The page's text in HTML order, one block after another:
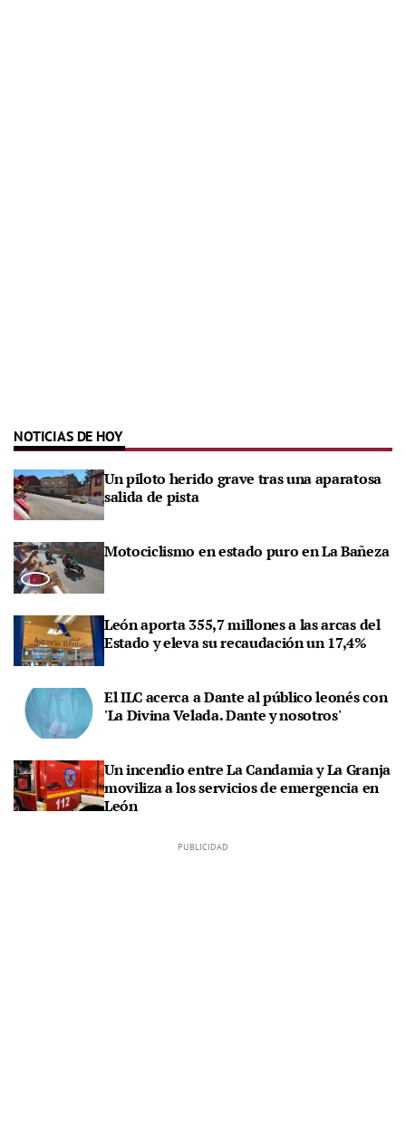
NOTICIAS DE HOY
Un piloto herido grave tras una aparatosa
salida de pista
Motociclismo en estado puro en La Bañeza
León aporta 355,7 millones a las arcas del
Estado y eleva su recaudación un 17,4%
El ILC acerca a Dante al público leonés con
'La Divina Velada. Dante y nosotros'
Un incendio entre La Candamia y La Granja
moviliza a los servicios de emergencia en
León